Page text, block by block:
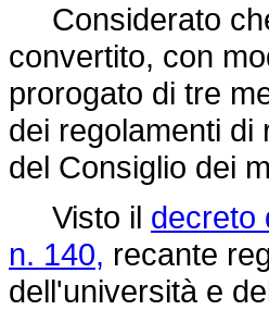
Considerato
convertito, con
prorogato di tre
dei regolamenti di
del Consiglio dei
Visto il decreto
n. 140, recante
dell'università e